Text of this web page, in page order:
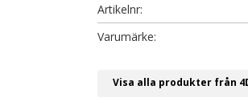
Artikelnr
Visa alla produkter från